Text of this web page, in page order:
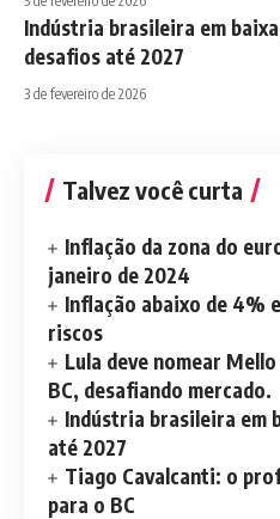
Indústria brasileira em
desafios até 2027
3 de fevereiro de 2026
Talvez você curta
Inflação da zona do
janeiro de 2024
Inflação abaixo de 4%
riscos
Lula deve nomear
BC, desafiando mercado.
Indústria brasileira em
até 2027
Tiago Cavalcanti: o
para o BC